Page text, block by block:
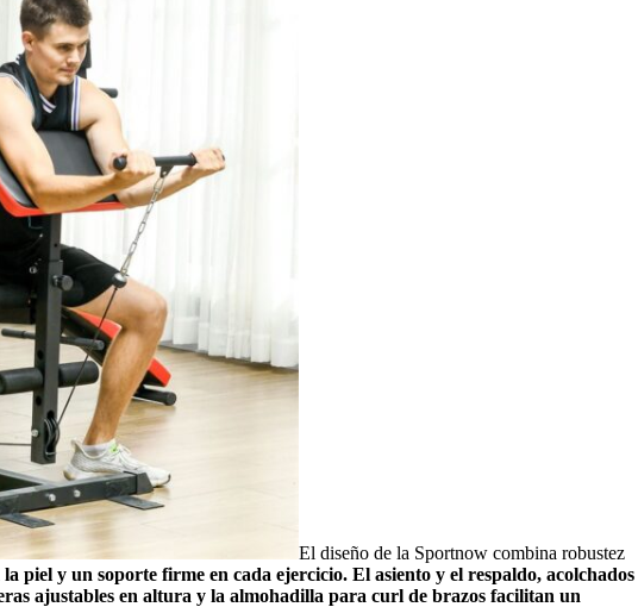
El diseño de la Sportnow combina robustez
piel y un soporte firme en cada ejercicio. El asiento y el respaldo, acolchados
ajustables en altura y la almohadilla para curl de brazos facilitan un